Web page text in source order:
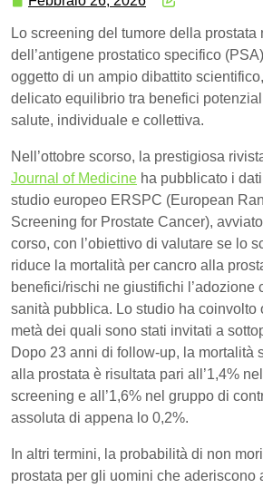
Lo screening del tumore della
dell’antigene prostatico specifico
oggetto di un ampio dibattito
delicato equilibrio tra benefici
salute, individuale e collettiva.
Nell’ottobre scorso, la prestigiosa
Journal of Medicine ha pubblicato i
studio europeo ERSPC (European
Screening for Prostate Cancer),
corso, con l’obiettivo di valutare se lo
riduce la mortalità per cancro alla
benefici/rischi ne giustifichi l’adozione
sanità pubblica. Lo studio ha coinvolto
metà dei quali sono stati invitati a
Dopo 23 anni di follow-up, la mortalità
alla prostata è risultata pari all’1,4%
screening e all’1,6% nel gruppo di
assoluta di appena lo 0,2%.
In altri termini, la probabilità di non
prostata per gli uomini che aderiscono